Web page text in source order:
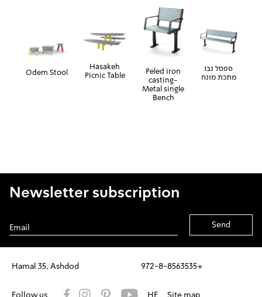
Odem Stool
Hasakeh
Picnic Table
Peled iron
casting-
Metal single
Bench
ספסל נבו
מתכת מונח
Hamal 35, Ashdod 972-8-8563535+
Newsletter subscription
Follow us HE Site map